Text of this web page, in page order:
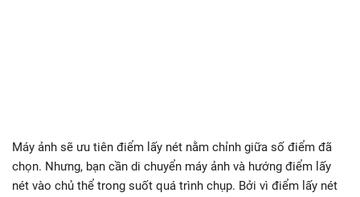
Máy ảnh sẽ ưu tiên điểm lấy nét nằm chỉnh giữa số điểm đã
chọn. Nhưng, bạn cần di chuyển máy ảnh và hướng điểm lấy
nét vào chủ thể trong suốt quá trình chụp. Bởi vì điểm lấy nét